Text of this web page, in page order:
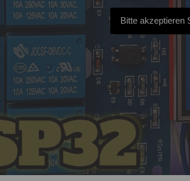
Bitte akzeptieren